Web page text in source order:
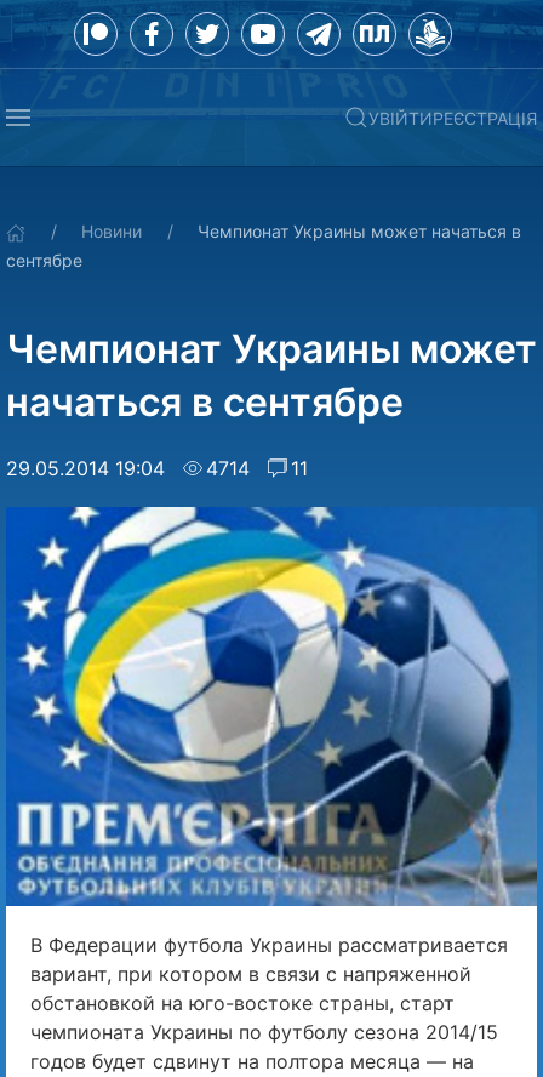
УВІЙТИРЕЄСТРАЦІЯ
Новини
Чемпионат Украины может начаться в
сентябре
Чемпионат Украины может
начаться в сентябре
29.05.2014 19:04 4714 11
В Федерации футбола Украины рассматривается
вариант, при котором в связи с напряженной
обстановкой на юго-востоке страны, старт
чемпионата Украины по футболу сезона 2014/15
годов будет сдвинут на полтора месяца — на